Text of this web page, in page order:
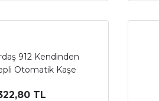
912 Kendinden
Otomatik Kaşe
TL